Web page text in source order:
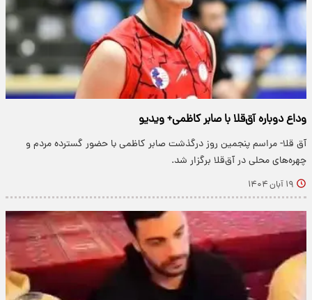
وداع دوباره آق‌قلا با صابر کاظمی+ ویدیو
آق قلا- مراسم پنجمین روز درگذشت صابر کاظمی با حضور گسترده مردم و
چهره‌های محلی در آق‌قلا برگزار شد.
۱۹ آبان ۱۴۰۴